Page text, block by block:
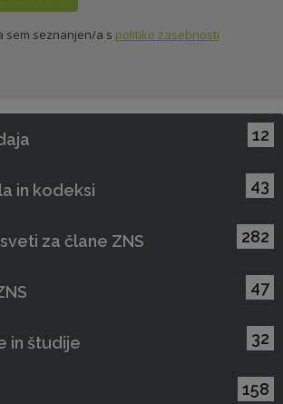
sem seznanjen/a s politiko zasebnosti
12
in kodeksi 43
za člane ZNS 282
47
in študije 32
158